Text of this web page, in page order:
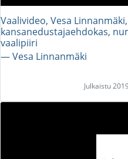
Vaalivideo, Vesa
kansanedustajaehdokas,
vaalipiiri
― Vesa Linnanmäki
Julkaistu